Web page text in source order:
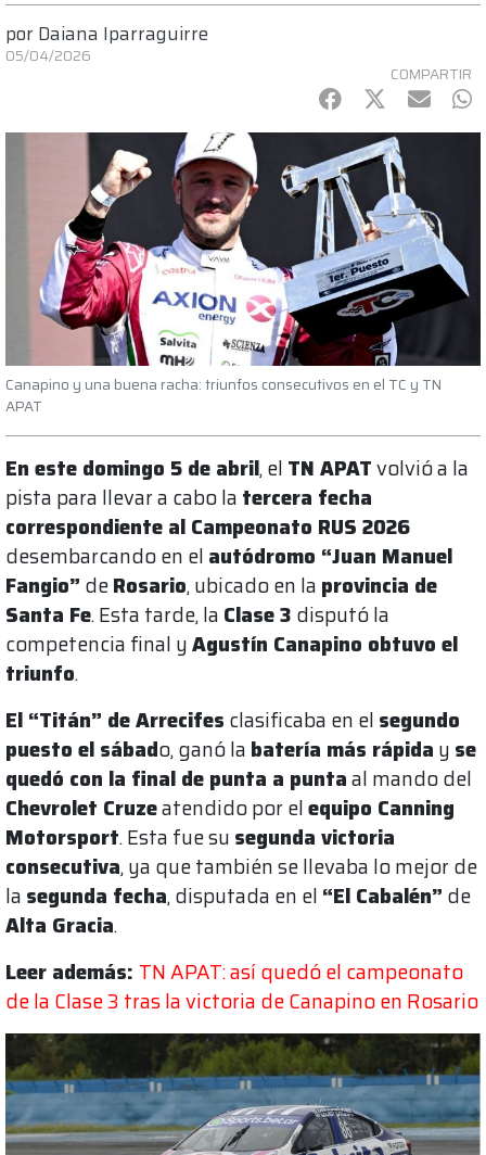
por Daiana Iparraguirre
05/04/2026
COMPARTIR
Facebook
Twitter
mail
Canapino y una buena racha: triunfos consecutivos en el TC y TN
APAT
En este domingo 5 de abril, el TN APATvolvió a la
pista para llevar a cabo la tercera fecha
correspondiente al Campeonato RUS 2026
desembarcando en el autódromo “Juan Manuel
Fangio” deRosario, ubicado en la provincia de
Santa Fe. Esta tarde, la Clase 3 disputó la
competencia final yAgustín Canapino obtuvo el
triunfo.
El “Titán” de Arrecifes clasificaba en el segundo
puesto el sábado, ganó la batería más rápida y se
quedó con la final de punta a puntaal mando del
Chevrolet Cruzeatendido por elequipo Canning
Motorsport. Esta fue su segunda victoria
consecutiva, ya que también se llevaba lo mejor de
la segunda fecha, disputada en el “El Cabalén” de
Alta Gracia.
Leer además: TN APAT: así quedó el campeonato
de la Clase 3 tras la victoria de Canapino en Rosario